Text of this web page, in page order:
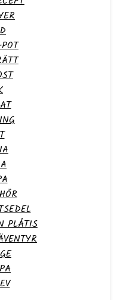
PLÅTIS